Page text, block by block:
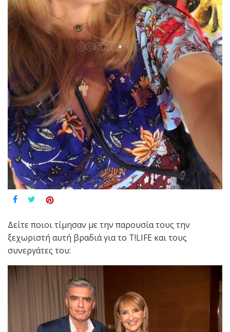
Δείτε ποιοι τίμησαν με την παρουσία τους την
ξεχωριστή αυτή βραδιά για το T!LIFE και τους
συνεργάτες του: